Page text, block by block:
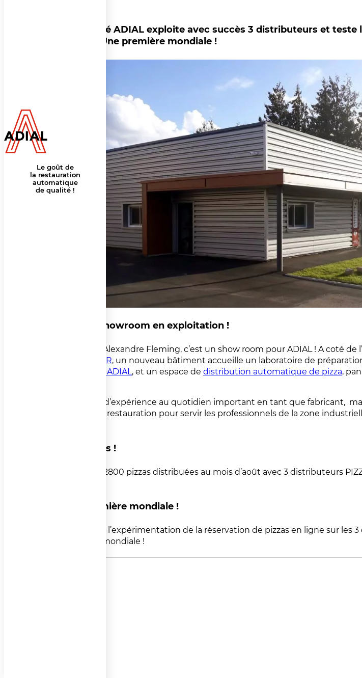
Le goût de
la restauration
automatique
de qualité !
La Société ADIAL exploite avec succès 3 distributeurs et
Lisieux. Une première mondiale !
Un vrai showroom en exploitation !
Au 87 rue Alexandre Fleming, c’est un show room pour ADIAL ! A coté
PIZZADOOR, un nouveau bâtiment accueille un laboratoire de
Formation ADIAL , et un espace de distribution automatique de pizza,
Un retour d’expérience au quotidien important en tant que fabricant,
activité de restauration pour servir les professionnels de la zone
Un succès !
Avec plus 2800 pizzas distribuées au mois d’août avec 3 distributeurs
Une première mondiale !
Adial lance l’expérimentation de la réservation de pizzas en ligne sur les
première mondiale !